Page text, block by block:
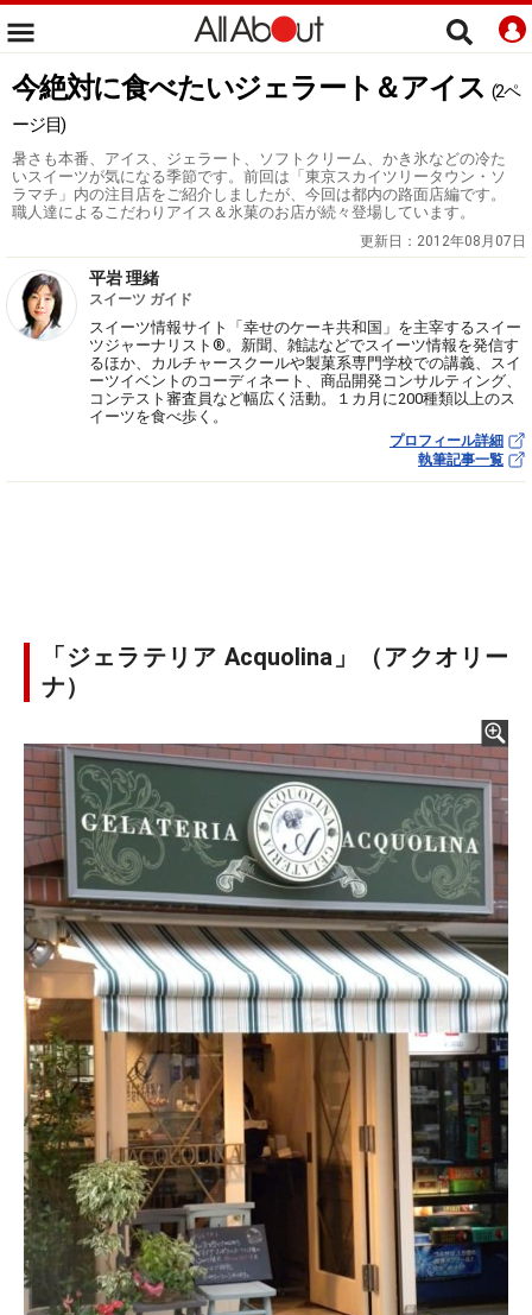
今絶対に食べたいジェラート＆アイス (2ペ
ージ目)
暑さも本番、アイス、ジェラート、ソフトクリーム、かき氷などの冷た
いスイーツが気になる季節です。前回は「東京スカイツリータウン・ソ
ラマチ」内の注目店をご紹介しましたが、今回は都内の路面店編です。
職人達によるこだわりアイス＆氷菓のお店が続々登場しています。
更新日： 2012年08月07日
平岩 理緒
スイーツ ガイド
スイーツ情報サイト「幸せのケーキ共和国」を主宰するスイー
ツジャーナリスト®。新聞、雑誌などでスイーツ情報を発信す
るほか、カルチャースクールや製菓系専門学校での講義、スイ
ーツイベントのコーディネート、商品開発コンサルティング、
コンテスト審査員など幅広く活動。１カ月に200種類以上のス
イーツを食べ歩く。
プロフィール詳細
執筆記事一覧
「ジェラテリア Acquolina」（アクオリー
ナ）